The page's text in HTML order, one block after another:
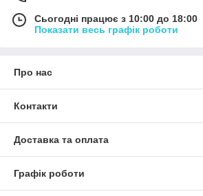
Сьогодні працює з 10:00 до 18:00
Показати весь графік роботи
Про нас
Контакти
Доставка та оплата
Графік роботи